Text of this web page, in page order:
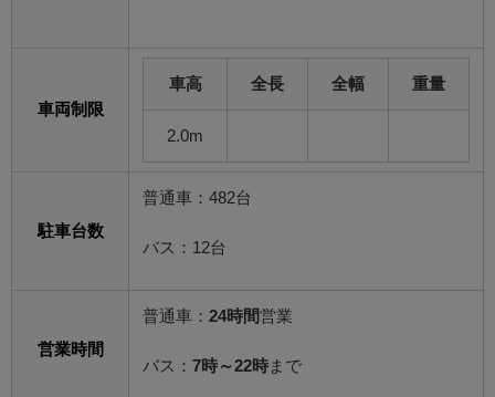
車両制限
車高 全長 全幅 重量
2.0m
駐車台数
普通車：482台
バス：12台
営業時間
普通車： 24時間営業
バス： 7時～22時 まで